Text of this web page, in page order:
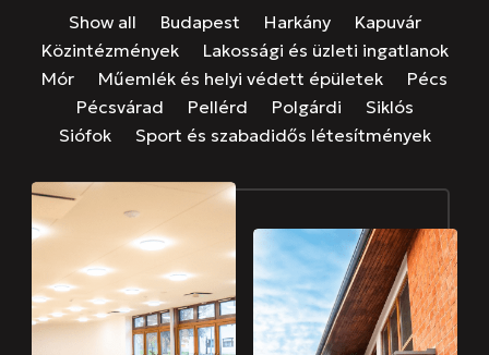
Show all Budapest Harkány
Kapuvár
Közintézmények
Lakossági és üzleti ingatlanok
Mór
Műemlék és helyi védett épületek
Pécs
Pécsvárad
Pellérd Polgárdi
Siklós
Siófok
Sport és szabadidős létesítmények